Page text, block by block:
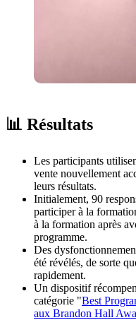
📊 Résultats
Les participants
vente nouvellement
leurs résultats.
Initialement, 90
participer à la
à la formation après
programme.
Des
été révélés, de sorte
rapidement.
Un dispositif
catégorie "Best
aux Brandon Hall